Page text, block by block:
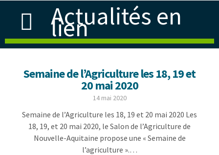
Actualités en
lien
Semaine de l’Agriculture les 18, 19 et
20 mai 2020
14 mai 2020
Semaine de l’Agriculture les 18, 19 et 20 mai 2020 Les
18, 19, et 20 mai 2020, le Salon de l’Agriculture de
Nouvelle-Aquitaine propose une « Semaine de
l’agriculture ».…